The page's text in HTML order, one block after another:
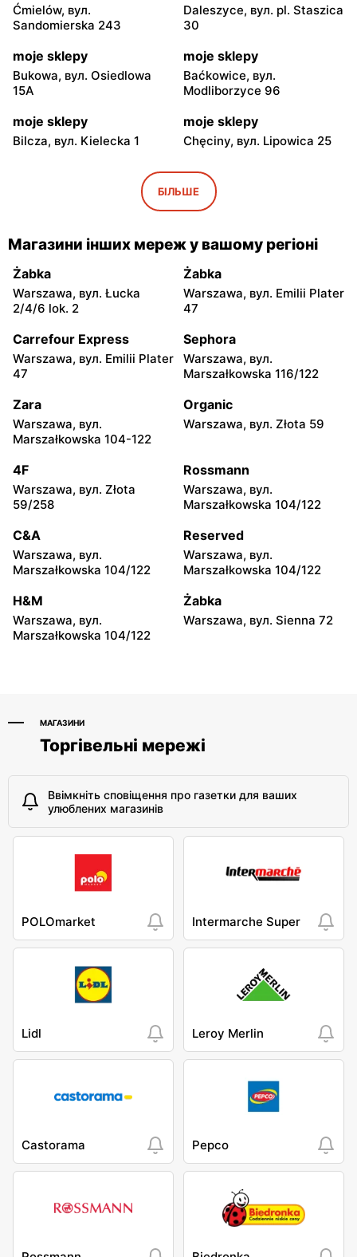
Ćmielów, вул.
Sandomierska 243
Daleszyce, вул. pl. Staszica
30
moje sklepy
Bukowa, вул. Osiedlowa
15A
moje sklepy
Baćkowice, вул.
Modliborzyce 96
moje sklepy
Bilcza, вул. Kielecka 1
moje sklepy
Chęciny, вул. Lipowica 25
Iwaniska, вул. Ujazdowska
moje sklepy
Bogoria, вул. Rynek 30
moje sklepy
Gorzyce, вул. Szkolna 44
moje sklepy
Grębów, вул. Wydrza 180
moje sklepy
Jadachy, вул. Jadachy 111
moje sklepy
Jeżowe, вул. Zalesie 77
moje sklepy
Kazimierza Wielka, вул.
Kolejowa 15
moje sklepy
Kamień, вул. Błonie 23
moje sklepy
Górki, вул. Górki 71
moje sklepy
Gumniska, вул. Gumniska
moje sklepy
Iwierzyce, вул. Iwierzyce
152A
moje sklepy
Tczew, вул. Franciszka
Żwirki 61
moje sklepy
Hyżne, вул. Hyżne 100
moje sklepy
Jarosław, вул. Pełkińska
147
moje sklepy
Niebylec, вул. Niebylec 139
moje sklepy
Opole, вул. Grudzicka 45
БІЛЬШЕ
Магазини інших мереж у вашому регіоні
Żabka
Warszawa, вул. Łucka
2/4/6 lok. 2
Żabka
Warszawa, вул. Emilii Plater
47
Carrefour Express
Warszawa, вул. Emilii Plater
47
Sephora
Warszawa, вул.
Marszałkowska 116/122
Zara
Warszawa, вул.
Marszałkowska 104-122
Organic
Warszawa, вул. Złota 59
4F
Warszawa, вул. Złota
59/258
Rossmann
Warszawa, вул.
Marszałkowska 104/122
C&A
Warszawa, вул.
Marszałkowska 104/122
Reserved
Warszawa, вул.
Marszałkowska 104/122
H&M
Warszawa, вул.
Marszałkowska 104/122
Żabka
Warszawa, вул. Sienna 72
МАГАЗИНИ
Торгівельні мережі
Ввімкніть сповіщення про газетки для ваших
улюблених магазинів
POLOmarket Intermarche Super
Lidl Leroy Merlin
Castorama Pepco